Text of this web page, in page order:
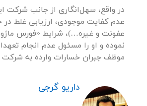
در واقع، سهل‌انگاری از جانب شرکت
عدم کفایت موجودی، ارزیابی غلط
عفونت و غیره…)، شرایط «فورس
نموده و او را مسئول عدم انجام
موظف جبران خسارات وارده به شرکت
داریو گرجی